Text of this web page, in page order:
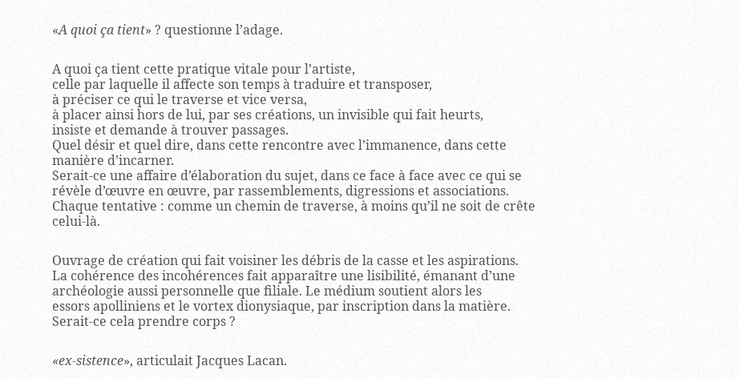
«A quoi ça tient» ? questionne l’adage.
A quoi ça tient cette pratique vitale pour l’artiste,
celle par laquelle il affecte son temps à traduire et transposer,
à préciser ce qui le traverse et vice versa,
à placer ainsi hors de lui, par ses créations, un invisible qui fait heurts,
insiste et demande à trouver passages.
Quel désir et quel dire, dans cette rencontre avec l’immanence, dans cette
manière d’incarner.
Serait-ce une affaire d’élaboration du sujet, dans ce face à face avec ce qui se
révèle d’œuvre en œuvre, par rassemblements, digressions et associations.
Chaque tentative : comme un chemin de traverse, à moins qu’il ne soit de crête
celui-là.
Ouvrage de création qui fait voisiner les débris de la casse et les aspirations.
La cohérence des incohérences fait apparaître une lisibilité, émanant d’une
archéologie aussi personnelle que filiale. Le médium soutient alors les
essors apolliniens et le vortex dionysiaque, par inscription dans la matière.
Serait-ce cela prendre corps ?
«ex-sistence», articulait Jacques Lacan.